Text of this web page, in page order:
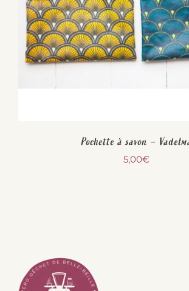
Pochette à savon –
5,00€